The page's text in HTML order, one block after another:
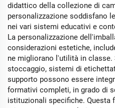
didattico della collezione di
personalizzazione soddisfano
nei vari sistemi educativi e
La personalizzazione
considerazioni estetiche,
ne migliorano l'utilità in classe.
stoccaggio, sistemi di
supporto possono essere
formativi completi, in grado di
istituzionali specifiche. Questa